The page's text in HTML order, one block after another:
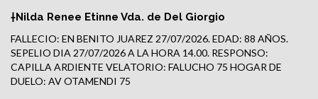
†Nilda Renee Etinne Vda. de Del Giorgio
FALLECIO: EN BENITO JUAREZ 27/07/2026. EDAD: 88 AÑOS.
SEPELIO DIA 27/07/2026 A LA HORA 14.00. RESPONSO:
CAPILLA ARDIENTE VELATORIO: FALUCHO 75 HOGAR DE
DUELO: AV OTAMENDI 75